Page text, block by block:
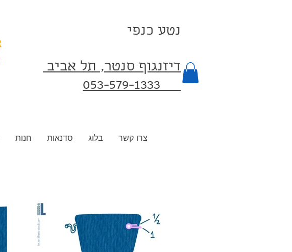
נטע כנפי
דיזנגוף סנטר, תל אביב
053-579-1333⁩
חנות סדנאות בלוג צרו קשר